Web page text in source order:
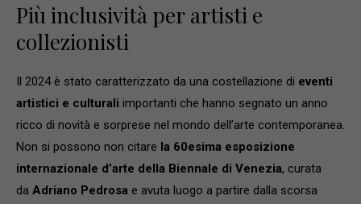
Più inclusività per artisti e
collezionisti
Il 2024 è stato caratterizzato da una costellazione di eventi
artistici e culturali importanti che hanno segnato un anno
ricco di novità e sorprese nel mondo dell’arte contemporanea.
Non si possono non citare la 60esima esposizione
internazionale d’arte della Biennale di Venezia, curata
da Adriano Pedrosa e avuta luogo a partire dalla scorsa